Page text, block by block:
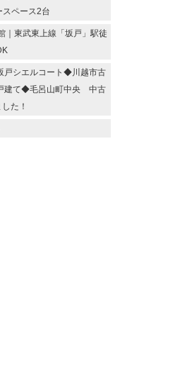
ペース2台
｜東武東上線「坂戸」駅徒
戸シエルコート◆川越市古
て◆毛呂山町中央 中古
た！